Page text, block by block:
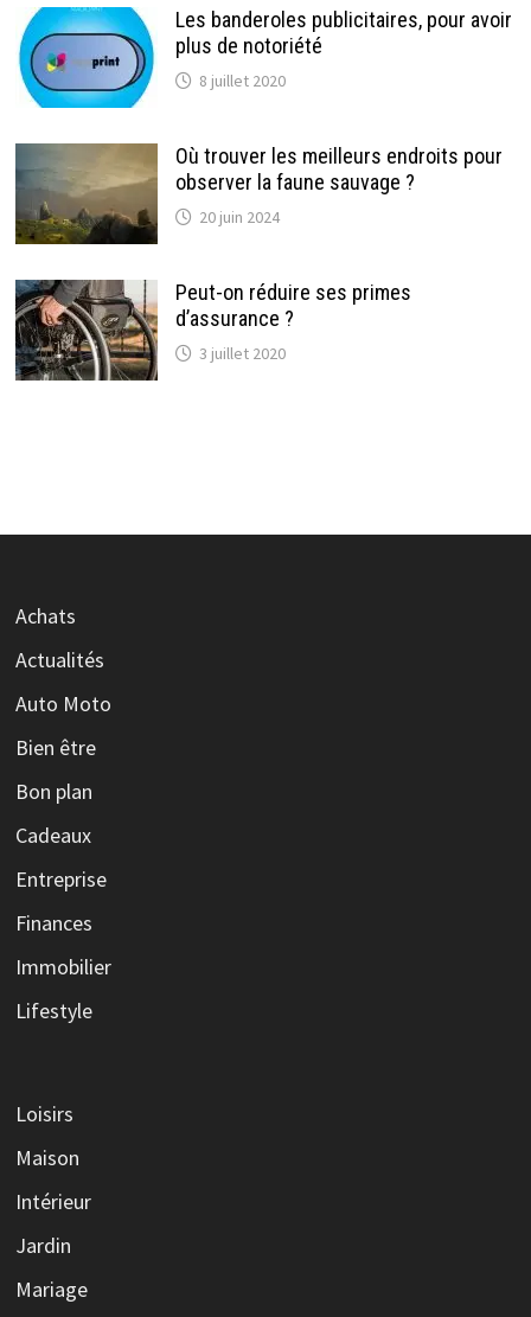
Les banderoles publicitaires, pour avoir
plus de notoriété
8 juillet 2020
Où trouver les meilleurs endroits pour
observer la faune sauvage ?
20 juin 2024
Peut-on réduire ses primes
d’assurance ?
3 juillet 2020
Achats
Actualités
Auto Moto
Bien être
Bon plan
Cadeaux
Entreprise
Finances
Immobilier
Lifestyle
Loisirs
Maison
Intérieur
Jardin
Mariage